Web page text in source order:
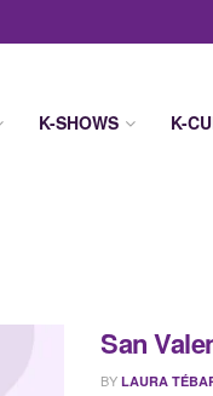
K-SHOWS K-
San
BY LAURA